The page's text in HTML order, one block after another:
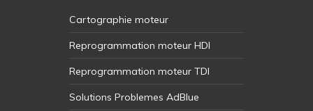
Cartographie moteur
Reprogrammation moteur HDI
Reprogrammation moteur TDI
Solutions Problemes AdBlue